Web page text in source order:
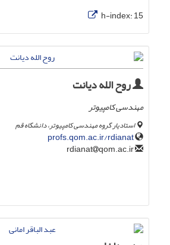
h-index:15
روح الله دیانت
مهندسی کامپیوتر
استادیار گروه مهندسی کامپیوتر، دانشگاه قم
profs.qom.ac.ir/rdianat
qom.ac.ir